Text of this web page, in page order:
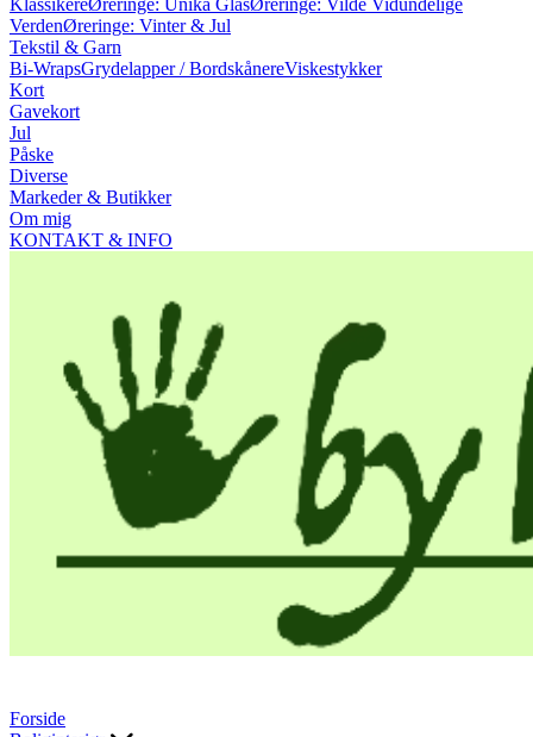
KlassikereØreringe: Unika GlasØreringe: Vilde Vidundelige
VerdenØreringe: Vinter & Jul
Tekstil & Garn
Bi-WrapsGrydelapper / BordskånereViskestykker
Kort
Gavekort
Jul
Påske
Diverse
Markeder & Butikker
Om mig
KONTAKT & INFO
Forside